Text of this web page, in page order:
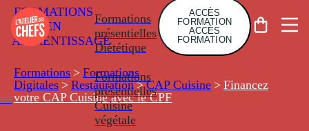
FORMATIONS
EN
APPRENTISSAGE
Formations
présentielles
Diététique
Formations
présentielles
Cuisine
végétale
ACCÈS
FORMATION
ACCÈS
FORMATION
Formations > Formations
Digitales > Restauration > CAP Cuisine > Financez
votre CAP Cuisine avec le CPF